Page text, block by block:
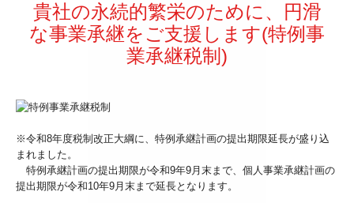
サービス案内
法人・個人事業主の皆様
デジタル化支援
相続税の申告
お客様のシステム活用事例
貴社の永続的繁栄のために、円滑
な事業承継をご支援します(特例事
業承継税制)
※令和8年度税制改正大綱に、特例承継計画の提出期限延長が盛り込
まれました。
特例承継計画の提出期限が令和9年9月末まで、個人事業承継計画の
提出期限が令和10年9月末まで延長となります。